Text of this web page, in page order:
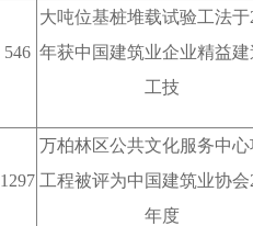
546
大吨位基桩堆载试验工法于
年获中国建筑业企业精益
工技
1297
万柏林区公共文化服务中心
工程被评为中国建筑业协会
年度